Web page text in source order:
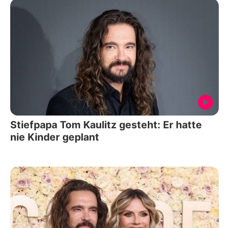
Stiefpapa Tom Kaulitz gesteht: Er hatte
nie Kinder geplant